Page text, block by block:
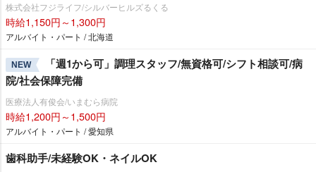
株式会社フジライフ/シルバーヒルズるくる
時給1,150円～1,300円
アルバイト・パート / 北海道
NEW
「週1から可」調理スタッフ/無資格可/シフト相談可/病
院/社会保障完備
医療法人有俊会/いまむら病院
時給1,200円～1,500円
アルバイト・パート / 愛知県
歯科助手/未経験OK・ネイルOK